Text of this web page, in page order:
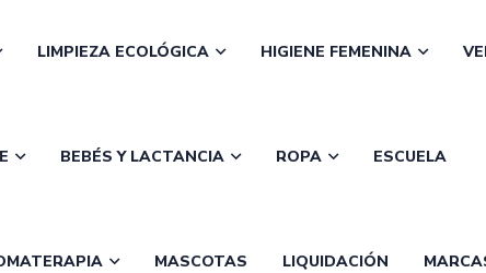
LIMPIEZA ECOLÓGICA HIGIENE FEMENINA
BEBÉS Y LACTANCIA ROPA ESCUELA
MASCOTAS LIQUIDACIÓN